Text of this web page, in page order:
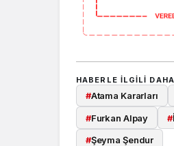
HABERLE ILGILI
#Atama Kararları
#Furkan Alpay #
#Şeyma Şendur